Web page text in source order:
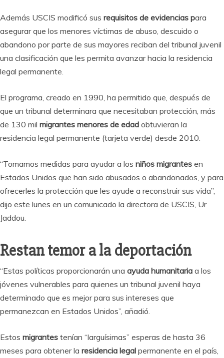
Además USCIS modificó sus requisitos de evidencias para
asegurar que los menores víctimas de abuso, descuido o
abandono por parte de sus mayores reciban del tribunal juvenil
una clasificación que les permita avanzar hacia la residencia
legal permanente.
El programa, creado en 1990, ha permitido que, después de
que un tribunal determinara que necesitaban protección, más
de 130 mil migrantes menores de edad obtuvieran la
residencia legal permanente (tarjeta verde) desde 2010.
“Tomamos medidas para ayudar a los niños migrantes en
Estados Unidos que han sido abusados o abandonados, y para
ofrecerles la protección que les ayude a reconstruir sus vida”,
dijo este lunes en un comunicado la directora de USCIS, Ur
Jaddou.
Restan temor a la deportación
“Estas políticas proporcionarán una ayuda humanitaria a los
jóvenes vulnerables para quienes un tribunal juvenil haya
determinado que es mejor para sus intereses que
permanezcan en Estados Unidos”, añadió.
Estos migrantes tenían “larguísimas” esperas de hasta 36
meses para obtener la residencia legal permanente en el país,